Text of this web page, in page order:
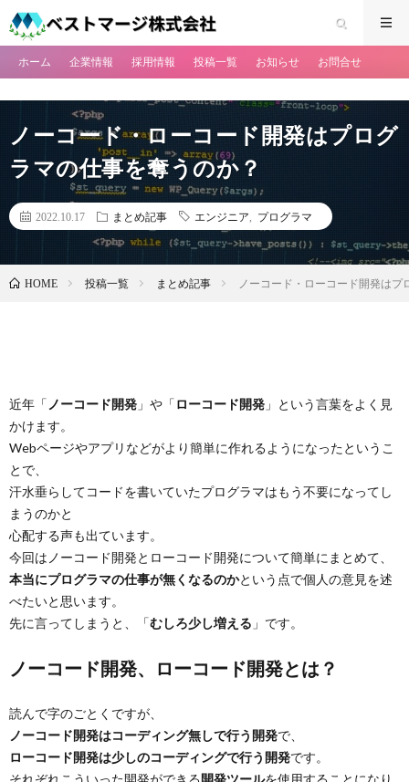
ホーム 企業情報 採用情報 投稿一覧 お知らせ お問合せ
ノーコード・ローコード開発はプログ
ラマの仕事を奪うのか？
2022.10.17 まとめ記事 エンジニア プログラマ
HOME 投稿一覧 まとめ記事 ノーコード・ローコード開発はプ
近年「 ノーコード開発 」や「ローコード開発 」という言葉をよく見
かけます。
Webページやアプリなどがより簡単に作れるようになったというこ
とで、
汗水垂らしてコードを書いていたプログラマはもう不要になってし
まうのかと
心配する声も出ています。
今回はノーコード開発とローコード開発について簡単にまとめて、
本当にプログラマの仕事が無くなるのかという点で個人の意見を述
べたいと思います。
先に言ってしまうと、「むしろ少し増える 」です。
ノーコード開発、ローコード開発とは？
読んで字のごとくですが、
ノーコード開発はコーディング無しで行う開発で、
ローコード開発は少しのコーディングで行う開発です。
それぞれこういった開発ができる開発ツールを使用することになり